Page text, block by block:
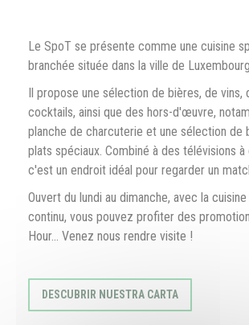
Le SpoT se présente comme une cuisine
branchée située dans la ville de
Il propose une sélection de bières, de vins,
cocktails, ainsi que des hors-d'œuvre,
planche de charcuterie et une sélection de
plats spéciaux. Combiné à des télévisions à
c'est un endroit idéal pour regarder un
Ouvert du lundi au dimanche, avec la
continu, vous pouvez profiter des
Hour... Venez nous rendre visite !
DESCUBRIR NUESTRA CARTA